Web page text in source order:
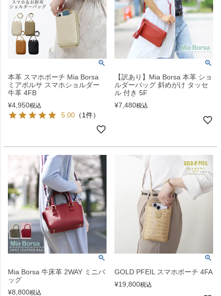
本革 スマホポーチ Mia Borsa
ミアボルサ スマホショルダー
牛革 4FB
¥4,950税込
5.00 （1件）
【訳あり】Mia Borsa 本革 ショ
ルダーバッグ 斜めがけ タッセ
ル 付き 5F
¥7,480税込
Mia Borsa 牛床革 2WAY ミニバ
ッグ
¥8,800税込
GOLD PFEIL スマホポーチ 4FA
¥19,800税込